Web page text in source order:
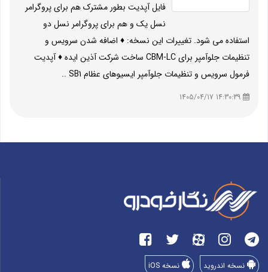
فایل آپدیت بطور مشترک هم برای پروگرامر
نسل یک و هم برای پروگرامر نسل دو
استفاده می شود. تغییرات این نسخه: ♦ اضافه شدن سرویس و
تنظیمات جلوآمپر برای CBM-LC ساخت شرکت آذین ایده ♦ آپدیت
فرمول سرویس و تنظیمات جلوآمپر ایسیوهای عظام SB1 ..
نسخه اندروید نسخه iOS